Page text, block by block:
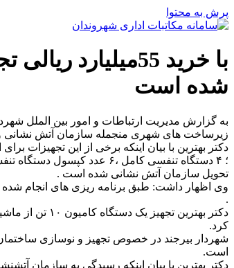
پرش به محتوا
با خرید
شده است
زیرساخت های شهری منجمله سازمان آتش نشانی
تحویل سازمان آتش نشانی شده است .
.
دکتر
کرد.
شهردار بیرجند در خصوص تجهیز و نوسازی ساختمان
است.
دکتر بهترین با بیان اینکه رسیدگی به سازمان